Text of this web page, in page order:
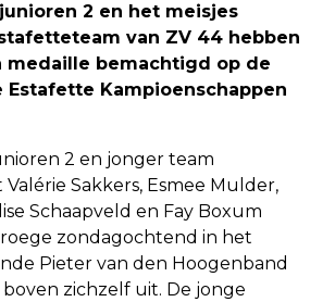
2 en het meisjes
van ZV 44 hebben
medaille bemachtigd op de
Estafette Kampioenschappen
2 en jonger team
Sakkers, Esmee Mulder,
Schaapveld en Fay Boxum
zondagochtend in het
Pieter van den Hoogenband
zichzelf uit. De jonge